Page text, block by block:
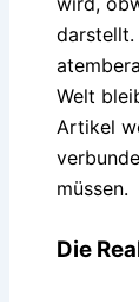
darstellt.
Welt
Artikel
müssen.
Die